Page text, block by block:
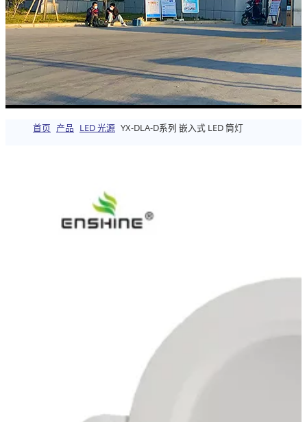
首页 产品 LED 光源 YX-DLA-D系列 嵌入式 LED 筒灯